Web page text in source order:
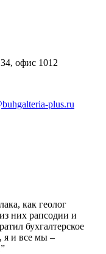
офис 1012
plus.ru
как геолог
них рапсодии и
бухгалтерское
я и все мы –